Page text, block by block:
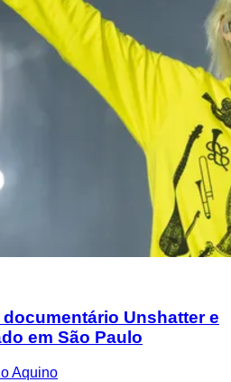
Unshatter e
em São Paulo
Aquino